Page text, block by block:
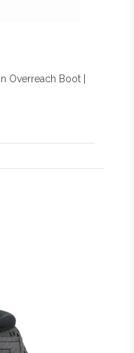
Overreach Boot |